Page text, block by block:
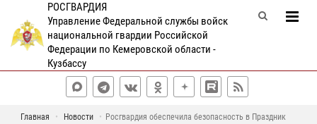
РОСГВАРДИЯ
Управление Федеральной службы войск
национальной гвардии Российской
Федерации по Кемеровской области -
Кузбассу
Главная Новости
Росгвардия обеспечила безопасность в Праздник